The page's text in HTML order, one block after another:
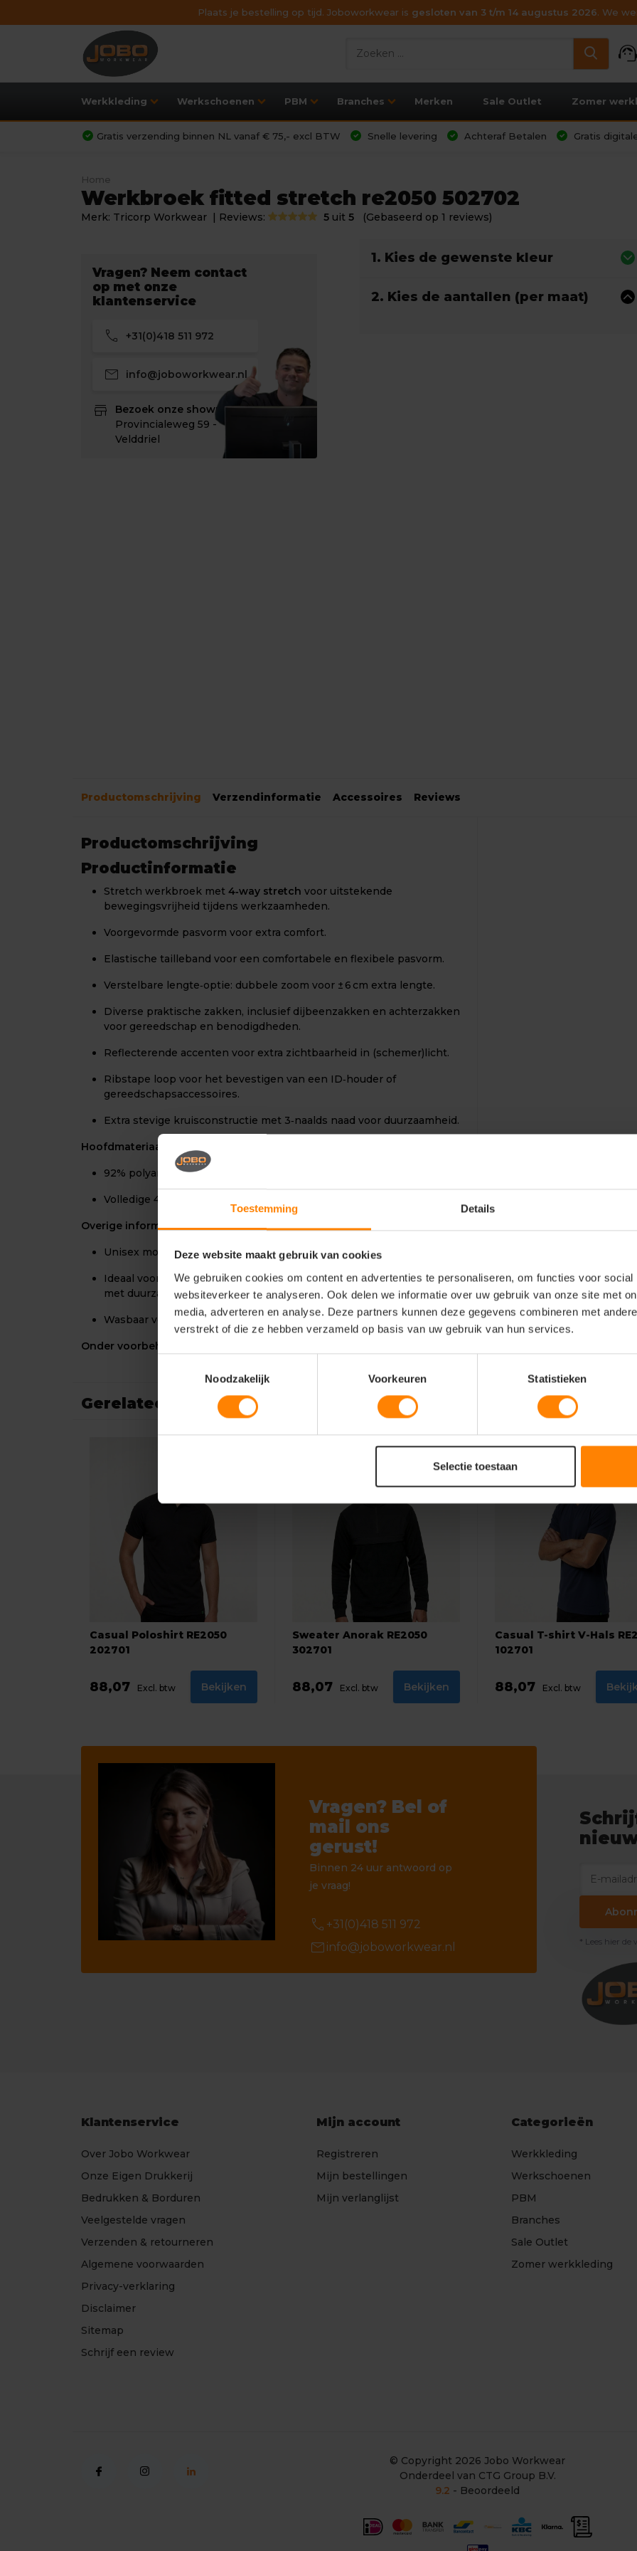
Toestemming Details
Deze website maakt gebruik van cookies
We gebruiken cookies om content en advertenties te personaliseren, om functies voor
websiteverkeer te analyseren. Ook delen we informatie over uw gebruik van onze site met
media, adverteren en analyse. Deze partners kunnen deze gegevens combineren met
verstrekt of die ze hebben verzameld op basis van uw gebruik van hun services.
Noodzakelijk
Voorkeuren Statistieken
Selectie toestaan
Plaats je bestelling op tijd. Joboworkwear is gesloten van 3 t/m 14 augustus 2026. We
Werkkleding Werkschoenen PBM Branches Merken Sale Outlet Zomer
Gratis verzending binnen NL vanaf € 75,- excl BTW Snelle levering Achteraf Betalen Gratis
Home
Werkbroek fitted stretch re2050 502702
Merk: Tricorp Workwear | Reviews: 5 uit 5 (Gebaseerd op 1 reviews)
Vragen? Neem contact
op met onze
klantenservice
call +31(0)418 511 972
mail info@joboworkwear.nl
store
Bezoek onze showroom:
Provincialeweg 59 -
Velddriel
1. Kies de gewenste kleur
2. Kies de aantallen (per maat)
Productomschrijving Verzendinformatie Accessoires Reviews
Productomschrijving
Productinformatie
Stretch werkbroek met 4‑way stretch voor uitstekende
bewegingsvrijheid tijdens werkzaamheden.
Voorgevormde pasvorm voor extra comfort.
Elastische tailleband voor een comfortabele en flexibele pasvorm.
Verstelbare lengte‑optie: dubbele zoom voor ± 6 cm extra lengte.
Diverse praktische zakken, inclusief dijbeenzakken en achterzakken
voor gereedschap en benodigdheden.
Reflecterende accenten voor extra zichtbaarheid in (schemer)licht.
Ribstape loop voor het bevestigen van een ID‑houder of
gereedschapsaccessoires.
Extra stevige kruisconstructie met 3‑naalds naad voor duurzaamheid.
Hoofdmateriaal / bovenmateriaal
92% polyamide / 8% elastaan
Volledige 4‑way stretch, circa 265 g/m²
Overige informatie
Unisex model.
Ideaal voor professionals die comfort en mobiliteit willen combineren
met duurzaamheid.
Wasbaar volgens productvoorschriften.
Onder voorbehoud van productveranderingen.
Gerelateerde producten
Casual Poloshirt RE2050
202701
88,07 Excl. btw Bekijken
Sweater Anorak RE2050
302701
88,07 Excl. btw Bekijken
Casual T-shirt V-Hals
102701
88,07 Excl. btw
Vragen? Bel of
mail ons
gerust!
Binnen 24 uur antwoord op
je vraag!
call +31(0)418 511 972
mail info@joboworkwear.nl * Lees hier
Klantenservice
Over Jobo Workwear
Onze Eigen Drukkerij
Bedrukken & Borduren
Veelgestelde vragen
Verzenden & retourneren
Algemene voorwaarden
Privacy-verklaring
Disclaimer
Sitemap
Schrijf een review
Mijn account
Registreren
Mijn bestellingen
Mijn verlanglijst
Categorieën
Werkkleding
Werkschoenen
PBM
Branches
Sale Outlet
Zomer werkkleding
© Copyright 2026 Jobo Workwear
Onderdeel van CTG Group B.V.
9.2 - Beoordeeld